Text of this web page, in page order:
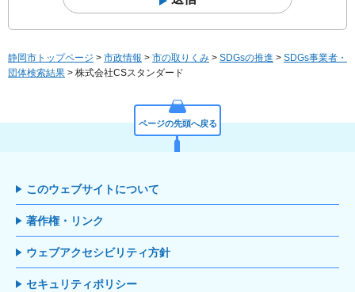
静岡市トップページ > 市政情報 > 市の取りくみ > SDGsの推進 > SDGs事業者・
団体検索結果 > 株式会社CSスタンダード
ページの先頭へ戻る
このウェブサイトについて
著作権・リンク
ウェブアクセシビリティ方針
セキュリティポリシー